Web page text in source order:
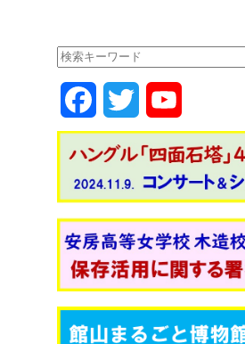
a
e
b
o
o
w
t
t
e
r
o
u
T
u
b
e